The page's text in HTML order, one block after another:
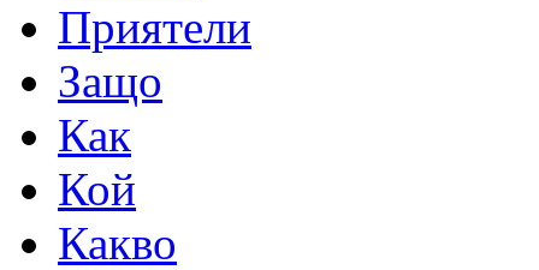
Приятели
Защо
Как
Кой
Какво